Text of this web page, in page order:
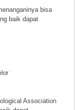
bisa
baik dapat
Association